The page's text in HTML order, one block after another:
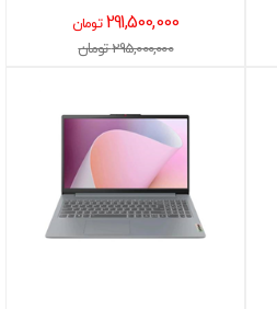
291,500,000 تومان
295,000,000 تومان